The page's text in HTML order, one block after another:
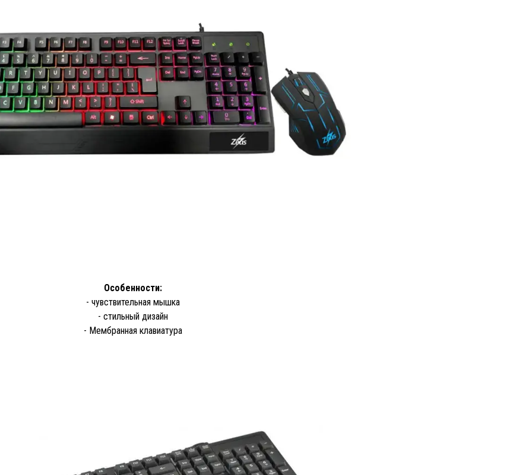
Oсобенности:
- чувствительная мышка
- стильный дизайн
- Мембранная клавиатура